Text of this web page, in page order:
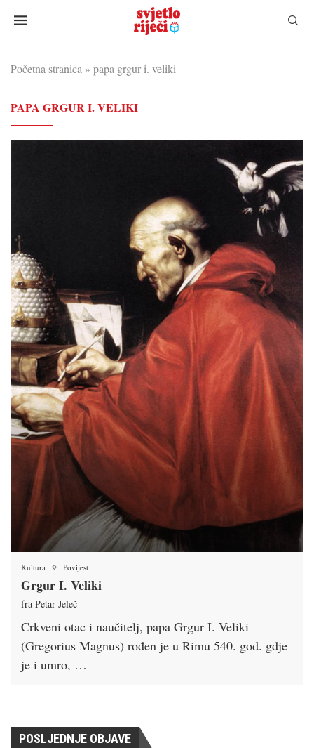
Početna stranica » papa grgur i. veliki
PAPA GRGUR I. VELIKI
Kultura Povijest
Grgur I. Veliki
fra Petar Jeleč
Crkveni otac i naučitelj, papa Grgur I. Veliki
(Gregorius Magnus) rođen je u Rimu 540. god. gdje
je i umro, …
POSLJEDNJE OBJAVE